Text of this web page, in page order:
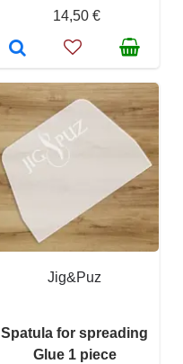
14,50 €
Jig&Puz
Spatula for spreading
Glue 1 piece